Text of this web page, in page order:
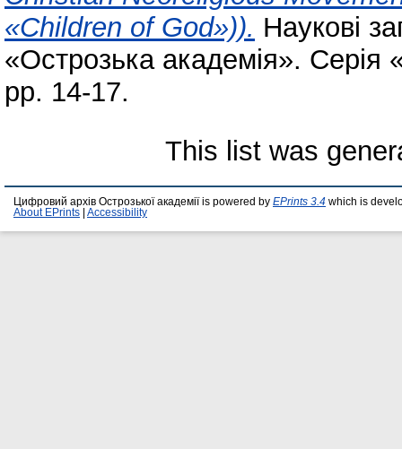
«Children of God»)). Наукові
«Острозька академія». Серія
pp. 14-17.
This list was
Цифровий архів Острозької академії is powered by EPrints 3.4 which is
About EPrints
Accessibility